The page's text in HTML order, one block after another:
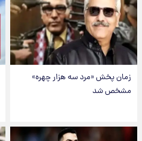
زمان پخش «مرد سه هزار چهره»
مشخص شد